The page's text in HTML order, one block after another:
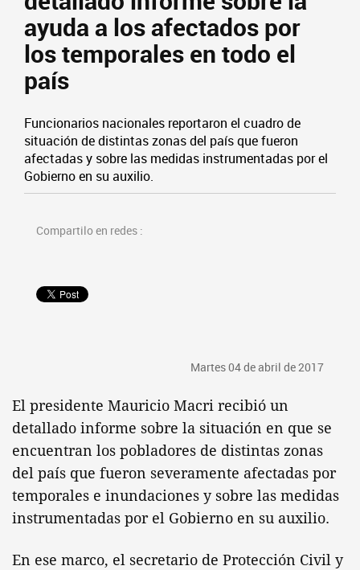
ayuda a los afectados por
los temporales en todo el
país
Funcionarios nacionales reportaron el cuadro de
situación de distintas zonas del país que fueron
afectadas y sobre las medidas instrumentadas por el
Gobierno en su auxilio.
Compartilo en redes :
Martes 04 de abril de 2017
El presidente Mauricio Macri recibió un
detallado informe sobre la situación en que se
encuentran los pobladores de distintas zonas
del país que fueron severamente afectadas por
temporales e inundaciones y sobre las medidas
instrumentadas por el Gobierno en su auxilio.
En ese marco, el secretario de Protección Civil y